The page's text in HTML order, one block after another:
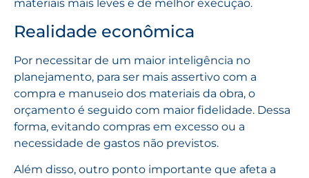
materiais mais leves e de melhor execução.
Realidade econômica
Por necessitar de um maior inteligência no
planejamento, para ser mais assertivo com a
compra e manuseio dos materiais da obra, o
orçamento é seguido com maior fidelidade. Dessa
forma, evitando compras em excesso ou a
necessidade de gastos não previstos.
Além disso, outro ponto importante que afeta a